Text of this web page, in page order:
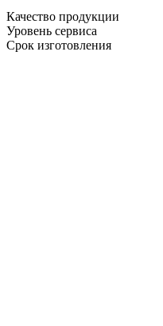
Качество продукции
Уровень сервиса
Срок изготовления